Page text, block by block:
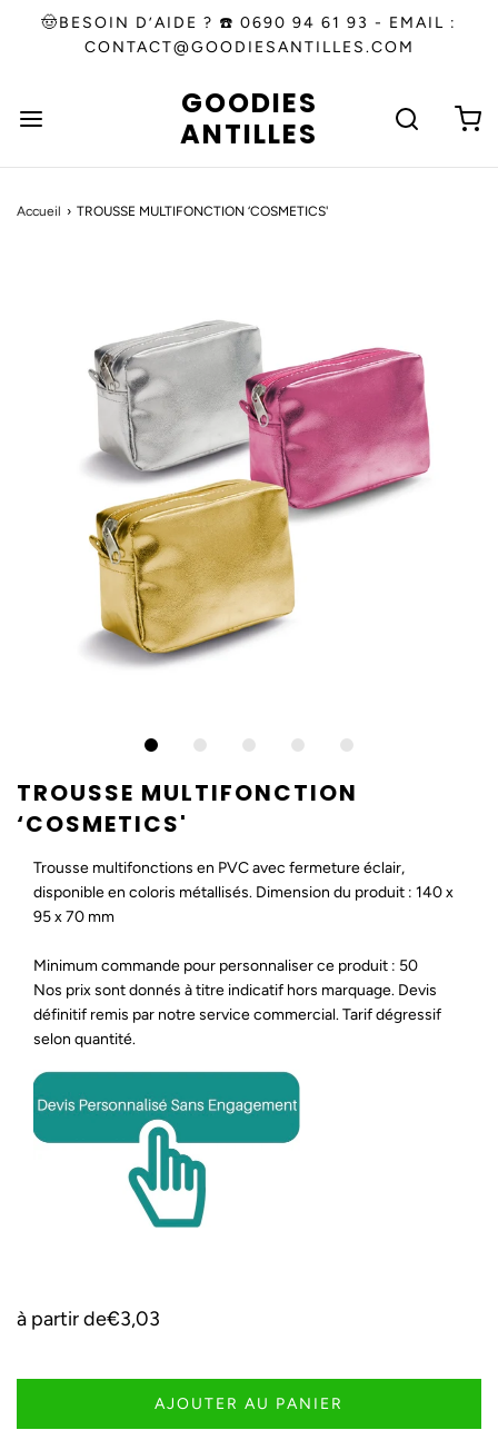
🤠BESOIN D’AIDE ? ☎️ 0690 94 61 93 - EMAIL :
CONTACT@GOODIESANTILLES.COM
GOODIES
ANTILLES
Accueil › TROUSSE MULTIFONCTION ‘COSMETICS'
TROUSSE MULTIFONCTION
‘COSMETICS'
Trousse multifonctions en PVC avec fermeture éclair,
disponible en coloris métallisés. Dimension du produit : 140 x
95 x 70 mm
Minimum commande pour personnaliser ce produit : 50
Nos prix sont donnés à titre indicatif hors marquage. Devis
définitif remis par notre service commercial. Tarif dégressif
selon quantité.
à partir de€3,03
AJOUTER AU PANIER